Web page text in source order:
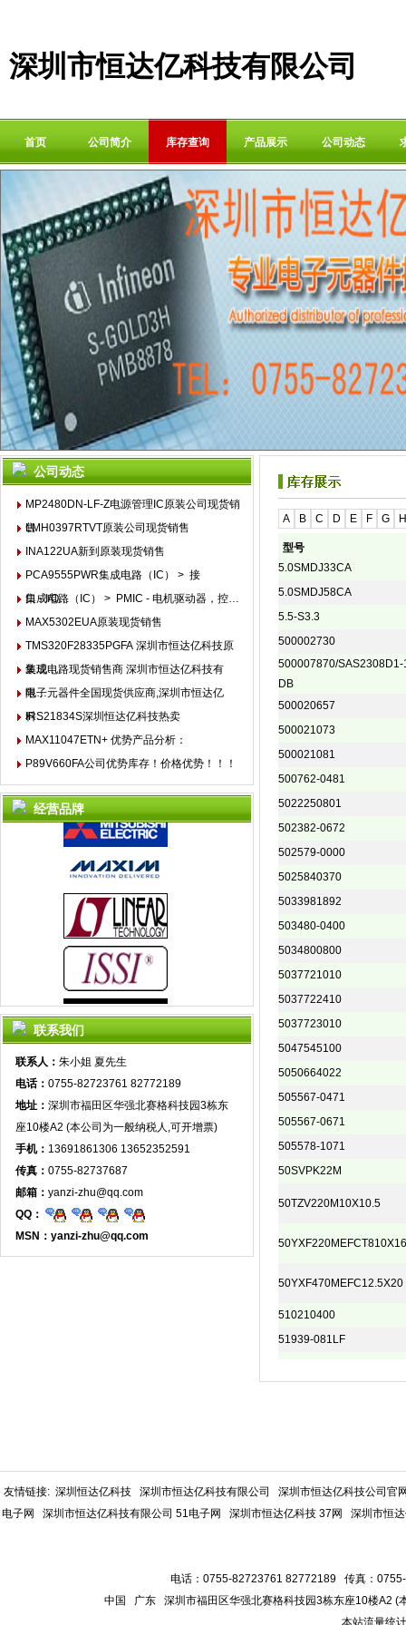
深圳市恒达亿科技有限公司
首页 公司简介 库存查询 产品展示 公司动态
A B C D E F G H
型号
5.0SMDJ33CA
5.0SMDJ58CA
5.5-S3.3
500002730
500007870/SAS2308D1-
DB
500020657
500021073
500021081
500762-0481
5022250801
502382-0672
502579-0000
5025840370
5033981892
503480-0400
5034800800
5037721010
5037722410
5037723010
5047545100
5050664022
505567-0471
505567-0671
505578-1071
50SVPK22M
50TZV220M10X10.5
50YXF220MEFCT810X16
50YXF470MEFC12.5X20
510210400
51939-081LF
公司动态
MP2480DN-LF-Z电源管理IC原装公司现货销
售
LMH0397RTVT原装公司现货销售
INA122UA新到原装现货销售
PCA9555PWR集成电路（IC） > 接
口 - I/O…
集成电路（IC） > PMIC - 电机驱动器，控…
MAX5302EUA原装现货销售
TMS320F28335PGFA 深圳市恒达亿科技原
装现…
集成电路现货销售商 深圳市恒达亿科技有
限…
电子元器件全国现货供应商,深圳市恒达亿
科…
IRS21834S深圳恒达亿科技热卖
MAX11047ETN+ 优势产品分析：
P89V660FA公司优势库存！价格优势！！！
1
经营品牌
联系我们
联系人： 朱小姐 夏先生
电话： 0755-82723761 82772189
地址： 深圳市福田区华强北赛格科技园3栋东
座10楼A2 (本公司为一般纳税人,可开增票)
手机： 13691861306 13652352591
传真： 0755-82737687
邮箱： yanzi-zhu@qq.com
QQ：
MSN：yanzi-zhu@qq.com
友情链接: 深圳恒达亿科技 深圳市恒达亿科技有限公司
深圳市恒达亿科技公司官
电子网
深圳市恒达亿科技有限公司 51电子网 深圳市恒达亿科技 37网 深圳市恒
电话：0755-82723761 82772189 传真：
中国 广东 深圳市福田区华强北赛格科技园3栋东座10楼A2 (
本站流量统